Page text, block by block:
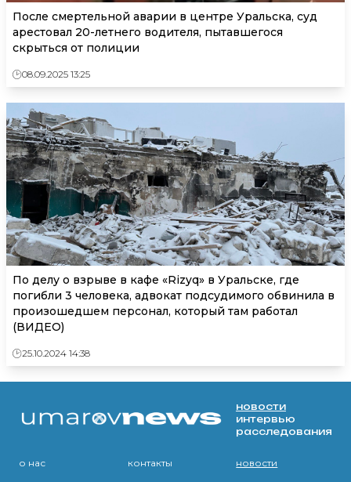
После смертельной аварии в центре Уральска, суд
арестовал 20-летнего водителя, пытавшегося
скрыться от полиции
08.09.2025 13:25
По делу о взрыве в кафе «Rizyq» в Уральске, где
погибли 3 человека, адвокат подсудимого обвинила в
произошедшем персонал, который там работал
(ВИДЕО)
25.10.2024 14:38
новости
интервью
расследования
о нас контакты новости